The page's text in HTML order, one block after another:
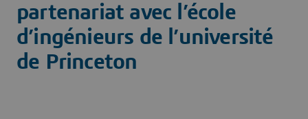
partenariat avec l’école
d’ingénieurs de l’université
de Princeton